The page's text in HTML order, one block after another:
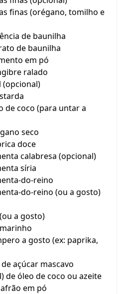
finas (orégano, tomilho e
de baunilha
de baunilha
em pó
ralado
(opcional)
de coco (para untar a
seco
doce
calabresa (opcional)
síria
do-reino
do-reino (ou a gosto)
a gosto)
a gosto (ex: paprika,
açúcar mascavo
de óleo de coco ou azeite
em pó